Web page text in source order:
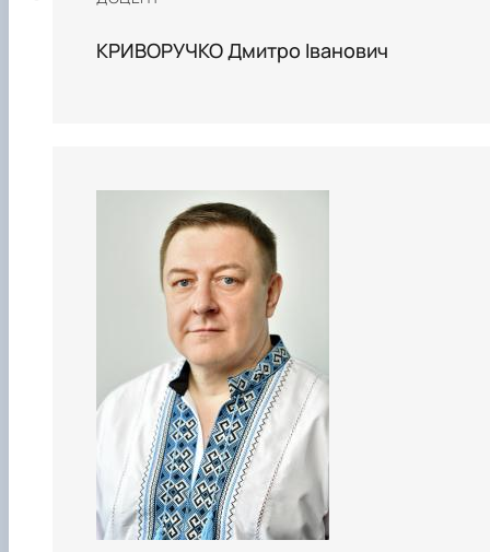
КРИВОРУЧКО Дмитро Іванович